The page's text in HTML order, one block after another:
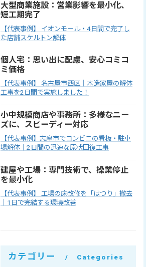
大型商業施設：営業影響を最小化、
短工期完了
【代表事例】 イオンモール・4日間で完了し
た店舗スケルトン解体
個人宅：思い出に配慮、安心コミコ
ミ価格
【代表事例】 名古屋市西区｜木造家屋の解体
工事を2日間で実施しました！
小中規模商店や事務所：多様なニー
ズに、スピーディー対応
【代表事例】志摩市でコンビニの看板・駐車
場解体｜2日間の迅速な原状回復工事
建屋や工場：専門技術で、操業停止
を最小化
【代表事例】 工場の床改修を「はつり」撤去
｜1日で完結する環境改善
カテゴリー Categories